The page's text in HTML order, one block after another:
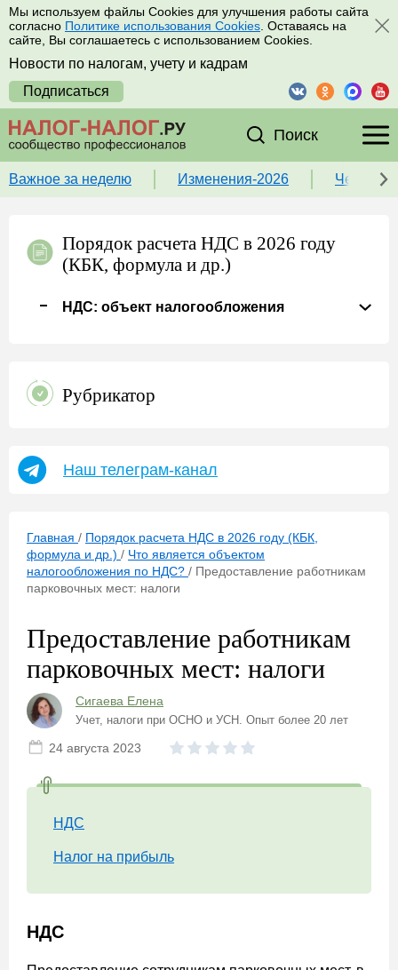
Мы используем файлы Cookies для улучшения работы сайта
согласно Политике использования Cookies . Оставаясь на
сайте, Вы соглашаетесь с использованием Cookies.
Новости по налогам, учету и кадрам
Подписаться
Поиск
Важное за неделю Изменения-2026 Чек-
Порядок расчета НДС в 2026 году
(КБК, формула и др.)
НДС: объект налогообложения
Рубрикатор
Наш телеграм-канал
Главная / Порядок расчета НДС в 2026 году (КБК,
формула и др.) / Что является объектом
налогообложения по НДС? / Предоставление работникам
парковочных мест: налоги
Предоставление работникам
парковочных мест: налоги
Сигаева Елена
Учет, налоги при ОСНО и УСН. Опыт более 20 лет
24 августа 2023
НДС
Налог на прибыль
НДС